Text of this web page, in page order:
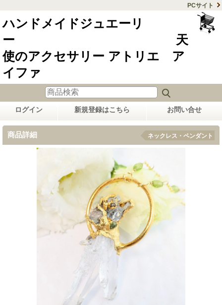
PCサイト
ハンドメイドジュエーリ
ー 天
使のアクセサリー アトリエ ア
イファ
ログイン 新規登録はこちら お問い合せ
商品詳細 ネックレス・ペンダント